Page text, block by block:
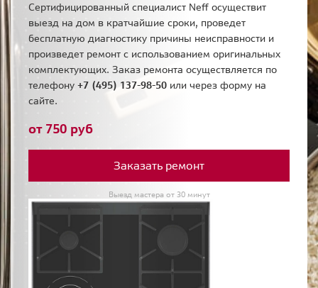
Сертифицированный специалист Neff осуществит
выезд на дом в кратчайшие сроки, проведет
бесплатную диагностику причины неисправности и
произведет ремонт с использованием оригинальных
комплектующих. Заказ ремонта осуществляется по
телефону +7 (495) 137-98-50 или через форму на
сайте.
от 750 руб
Заказать ремонт
Выезд мастера от 30 минут